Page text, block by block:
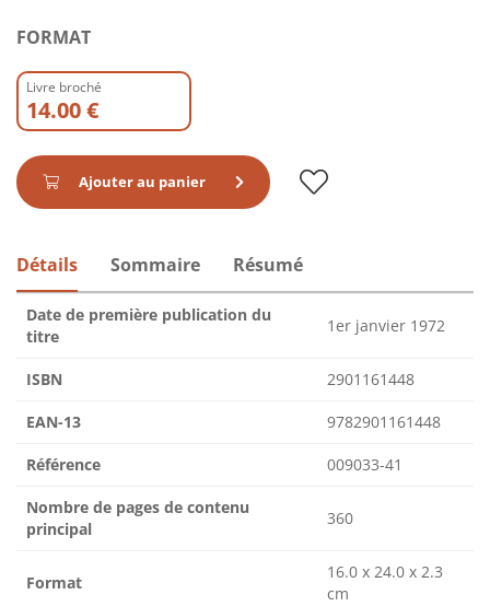
FORMAT
Livre broché
14.00 €
Ajouter au panier
Détails Sommaire Résumé
Date de première publication du
titre
1er janvier 1972
ISBN 2901161448
EAN-13 9782901161448
Référence 009033-41
Nombre de pages de contenu
principal
360
Format
16.0 x 24.0 x 2.3
cm